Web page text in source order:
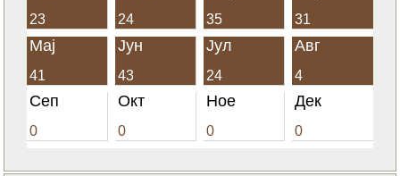
23 24 35 31
Мај
41
Јун
43
Јул
24
Авг
4
Сеп
0
Окт
0
Ное
0
Дек
0